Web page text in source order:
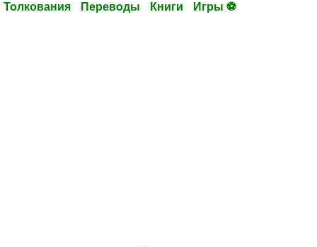
Толкования Переводы Книги Игры ⚽